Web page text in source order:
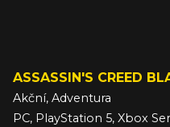
ASSASSIN'S CREED
Akční, Adventura
PC, PlayStation 5, Xbox